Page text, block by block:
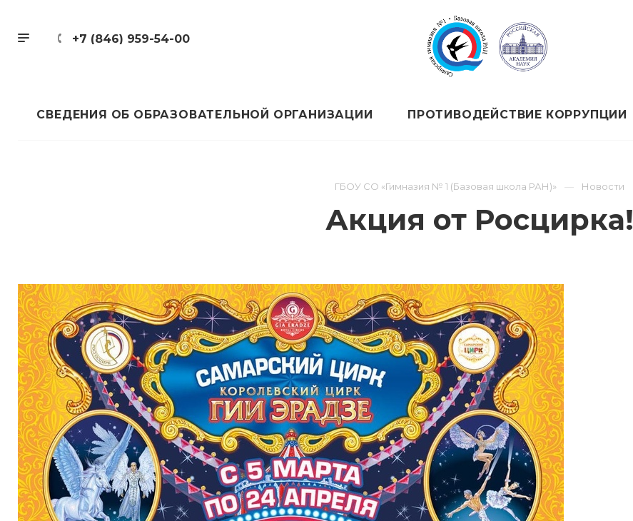
+7 (846) 959-54-00
СВЕДЕНИЯ ОБ ОБРАЗОВАТЕЛЬНОЙ ОРГАНИЗАЦИИ ПРОТИВОДЕЙСТВИЕ КОРРУПЦИИ
ГБОУ СО «Гимназия № 1 (Базовая школа РАН)» Новости
Акция от Росцирка!